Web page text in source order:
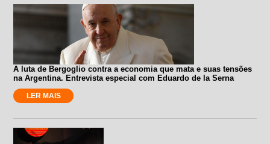
A luta de Bergoglio contra a economia que mata e suas tensões
na Argentina. Entrevista especial com Eduardo de la Serna
LER MAIS